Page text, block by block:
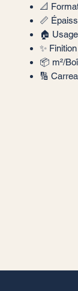
📐
📏
🏠
✨
📦 m²/
🔢